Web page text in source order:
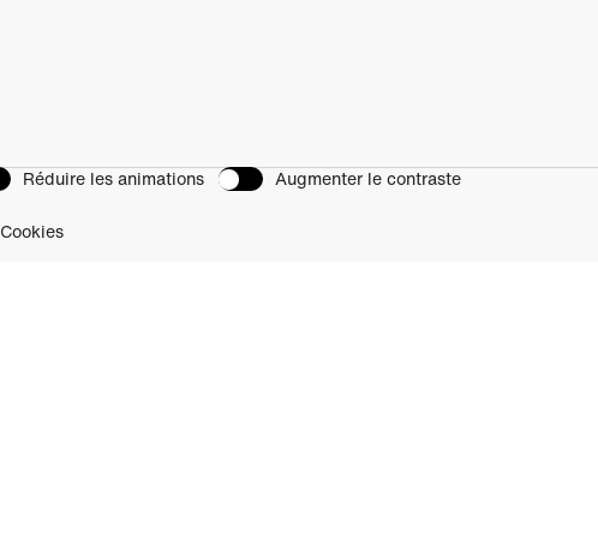
Réduire les animations Augmenter le contraste
Cookies